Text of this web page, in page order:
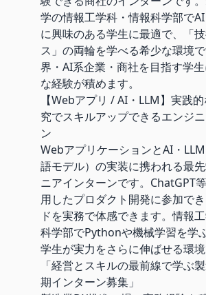
学の情報工学科・情報科学部で
に興味のある学生に最適で、「
ス」の両輪を学べる希少な環境
界・AI系企業・商社を目指す学
な経験が積めます。
【Webアプリ / AI・LLM】実践
究でスキルアップできるエンジ
ン
WebアプリケーションとAI・
語モデル）の実装に携われる最
ニアインターンです。ChatGPT
用したプロダクト開発に参加で
ドを実務で体感できます。情報
科学部でPythonや機械学習を学
学生が実力をさらに伸ばせる環境
「経営とスキルの最前線で学ぶ
期インターン募集」